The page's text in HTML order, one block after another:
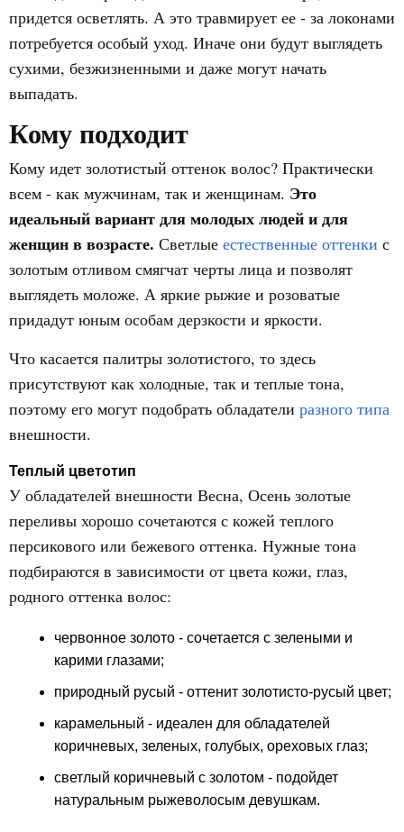
придется осветлять. А это травмирует ее - за локонами
потребуется особый уход. Иначе они будут выглядеть
сухими, безжизненными и даже могут начать
выпадать.
Кому подходит
Кому идет золотистый оттенок волос? Практически
всем - как мужчинам, так и женщинам. Это
идеальный вариант для молодых людей и для
женщин в возрасте. Светлые естественные оттенки с
золотым отливом смягчат черты лица и позволят
выглядеть моложе. А яркие рыжие и розоватые
придадут юным особам дерзкости и яркости.
Что касается палитры золотистого, то здесь
присутствуют как холодные, так и теплые тона,
поэтому его могут подобрать обладатели разного типа
внешности.
Теплый цветотип
У обладателей внешности Весна, Осень золотые
переливы хорошо сочетаются с кожей теплого
персикового или бежевого оттенка. Нужные тона
подбираются в зависимости от цвета кожи, глаз,
родного оттенка волос:
червонное золото - сочетается с зелеными и
карими глазами;
природный русый - оттенит золотисто-русый цвет;
карамельный - идеален для обладателей
коричневых, зеленых, голубых, ореховых глаз;
светлый коричневый с золотом - подойдет
натуральным рыжеволосым девушкам.